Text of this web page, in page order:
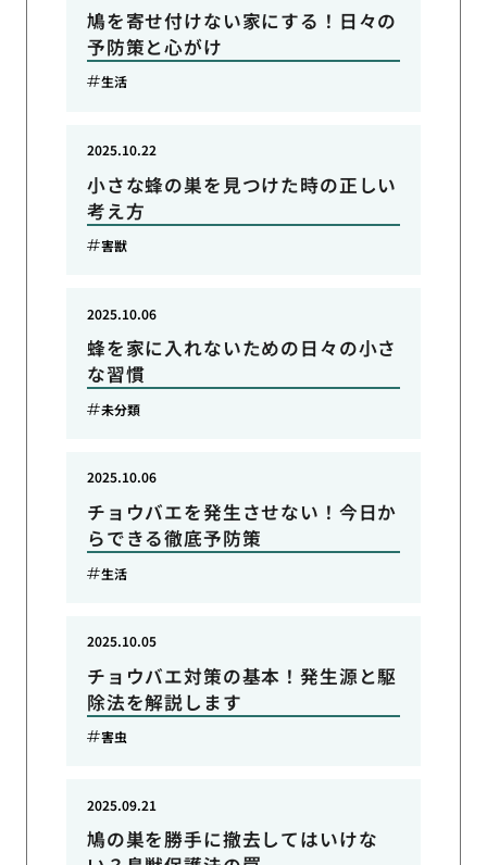
鳩を寄せ付けない家にする！日々の
予防策と心がけ
生活
小さな蜂の巣を見つけた時の正しい
考え方
2025.10.22
害獣
蜂を家に入れないための日々の小さ
な習慣
2025.10.06
未分類
チョウバエを発生させない！今日か
らできる徹底予防策
2025.10.06
生活
チョウバエ対策の基本！発生源と駆
除法を解説します
2025.10.05
害虫
鳩の巣を勝手に撤去してはいけな
2025.09.21